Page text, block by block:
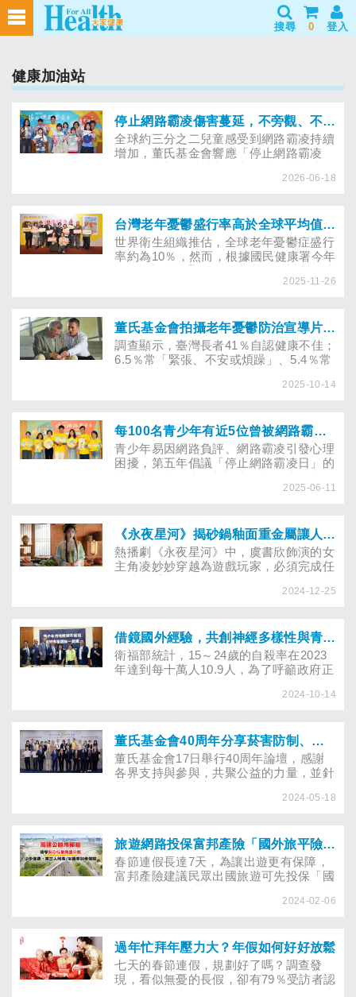
搜尋 0 登入
健康加油站
停止網路霸凌傷害蔓延，不旁觀、不按讚、不轉傳是關鍵
全球約三分之二兒童感受到網路霸凌持續
增加，董氏基金會響應「停止網路霸凌
廣提醒網路霸凌發生時不旁觀、不按讚、
2026-06-18
台灣老年憂鬱盛行率高於全球平均值？董氏基金會推新書和微電影，助民眾相伴樂無憂
世界衛生組織推估，全球老年憂鬱症盛行
率約為10％，然而，根據國民健康署今年
行率約為13.3％，比全球數據還要高，保
民眾預備老年階段的心理健康，董氏基金
會與寶佳公益慈善基金會合作，推出《八
十歲，還能跑跳碰：歲月會增，心不必
老》新書、《你說，我想聽》老年憂鬱防
治微電影，並於今（26）日舉辦發表記者
2025-11-26
董氏基金會拍攝老年憂鬱防治宣導片，籲民眾主動關懷，讓長者願意說
調查顯示，臺灣長者41％自認健康不佳；
6.5％常「緊張、不安或煩躁」、5.4％常
事提不起勁」。隨著年齡增加，憂鬱傾向
妍拍攝老年憂鬱防治宣導片，籲民眾主動
關懷，讓長者說出憂慮
2025-10-14
每100名青少年有近5位曾被網路霸凌，董氏基金會呼籲守住情緒邊界，成為彼此救援
青少年易因網路負評、網路霸凌引發心理
困擾，第五年倡議「停止網路霸凌日」的
校合作，並與退役球星郭泓志共同鼓勵青
2025-06-11
《永夜星河》揭砂鍋釉面重金屬讓人腹痛！燉補怎麼避免吃進有毒金屬中毒
熱播劇《永夜星河》中，虞書欣飾演的女
主角凌妙妙穿越為遊戲玩家，必須完成任
情設定，喝完湯藥腹痛不止，導致妙妙被
到慕瑤腹痛竟是「對砂鍋釉面的重金屬過
敏」，換鍋煮藥才過關！砂鍋是進補或藥
膳的烹煮器具，怎麼避免吃進有毒金屬？
若中毒該如何檢測與排毒？
2024-12-25
借鏡國外經驗，共創神經多樣性與青少年情緒障礙的支持系統
衛福部統計，15～24歲的自殺率在2023
年達到每十萬人10.9人，為了呼籲政府正
今(14)日立委林月琴及范雲偕同台灣認知
盟及董氏基金會，分享青少年在成長階段
可能面臨的情緒障礙問題與專業照護建
議，呼籲政府積極提升青少年情緒障礙照
護資源。
2024-10-14
董氏基金會40周年分享菸害防制、青少年心理健康促進、把關校園餐點的策略與展望
​董氏基金會17日舉行40周年論壇，感謝
各界支持與參與，共聚公益的力量，並針
煙、加熱菸等新型菸品危害與因應策略；
行憂鬱防治；還有交流把關學校午餐及校
園食品，營造健康飲食環境的經驗。
2024-05-18
旅遊網路投保富邦產險「國外旅平險+不便險」、「國道增額險+拖吊險」添保障並抽好禮
春節連假長達7天，為讓出遊更有保障，
富邦產險建議民眾出國旅遊可先投保「國
自駕遊或常行駛國道，則可投保第三人責
2024-02-06
過年忙拜年壓力大？年假如何好好放鬆
七天的春節連假，規劃好了嗎？調查發
現，看似無憂的長假，卻有79％受訪者認